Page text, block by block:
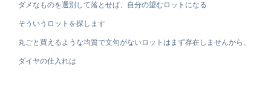
ダメなものを選別して落とせば、自分の望むロットになる
そういうロットを探します
丸ごと買えるような均質で文句がないロットはまず存在しませんから、
ダイヤの仕入れは